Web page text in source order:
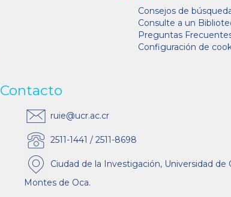
Consejos de
Consulte a un
Preguntas
Configuración de
Contacto
ruie@ucr.ac.cr
2511-1441 / 2511-8698
Ciudad de la Investigación, Universidad de
Montes de Oca.